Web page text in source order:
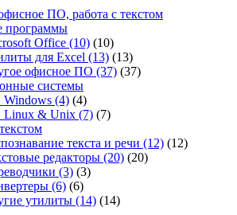
ПО, работа с текстом
программы
Office (10) (10)
для Excel (13) (13)
офисное ПО (37) (37)
системы
(4) (4)
& Unix (7) (7)
текста и речи (12) (12)
редакторы (20) (20)
(3) (3)
(6) (6)
утилиты (14) (14)